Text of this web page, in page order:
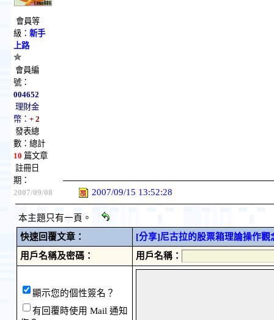
會員等
級： 新手
上路
會員編
號：
004652
理財金
幣： + 2
發表總
數：總計
10 篇文章
註冊日
期：
2007/09/08
2007/09/15 13:52:28
本主題只有一頁。
快速回覆文章：
[分享]尼古拉的股票箱理論操作觀
用戶名稱及密碼：
用戶名稱：
顯示您的個性簽名？
有回覆時使用 Mail 通知